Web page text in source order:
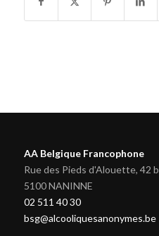
AA Belgique Francophone
Rue des Pieds d'Alouette, 42 b
5100 NANINNE
02 511 40 30
bsg@alcooliquesanonymes.be